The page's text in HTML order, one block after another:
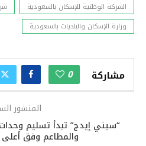
الشركة الوطنية للإسكان بالسعودية
وزارة الإسكان والبلديات بالسعودية
مشاركة 0
المنشور
“سيتي إيدج” تبدأ تسليم
والمطاعم وفق أعلى